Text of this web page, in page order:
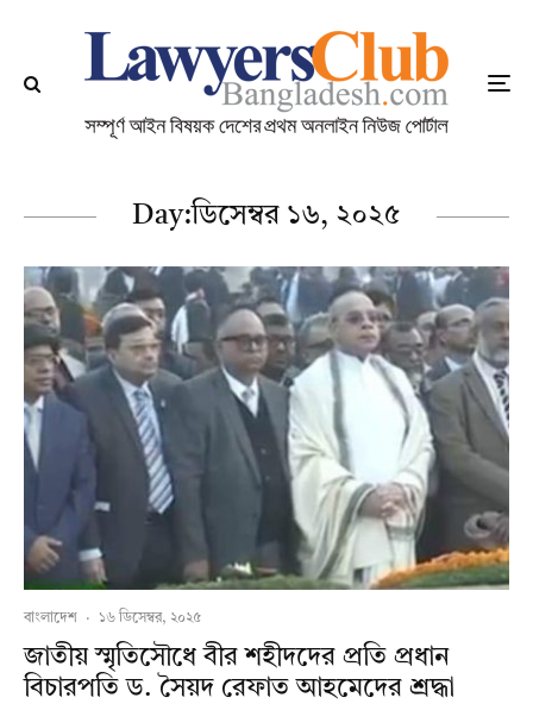
Day:ডিসেম্বর ১৬, ২০২৫
বাংলাদেশ · ১৬ ডিসেম্বর, ২০২৫
জাতীয় স্মৃতিসৌধে বীর শহীদদের প্রতি প্রধান
বিচারপতি ড. সৈয়দ রেফাত আহমেদের শ্রদ্ধা